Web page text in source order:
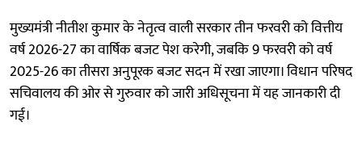
मुख्यमंत्री नीतीश कुमार के नेतृत्व वाली सरकार तीन फरवरी को वित्तीय
वर्ष 2026-27 का वार्षिक बजट पेश करेगी, जबकि 9 फरवरी को वर्ष
2025-26 का तीसरा अनुपूरक बजट सदन में रखा जाएगा। विधान परिषद
सचिवालय की ओर से गुरुवार को जारी अधिसूचना में यह जानकारी दी
गई।